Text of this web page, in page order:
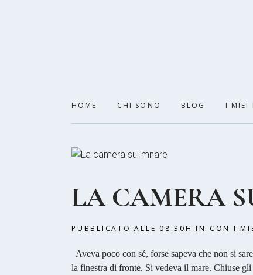
HOME CHI SONO BLOG I MIEI
LA CAMERA
PUBBLICATO ALLE 08:30H IN CON I
Aveva poco con sé, forse sapeva che non si
la finestra di fronte. Si vedeva il mare. Chiuse